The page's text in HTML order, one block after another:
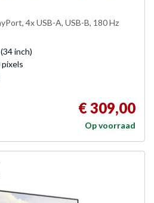
4x USB-A, USB-B, 180 Hz
inch)
€ 309,00
Op voorraad